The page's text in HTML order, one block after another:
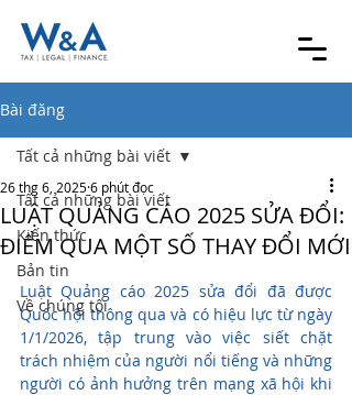
Bài đăng
Tất cả những bài viết
Kiến thức
Bản tin
Về chúng tôi
Tất cả những bài viết
LUẬT QUẢNG CÁO 2025 SỬA ĐỔI:
ĐIỂM QUA MỘT SỐ THAY ĐỔI MỚI
26 thg 6, 20256 phút đọc
Luật Quảng cáo 2025 sửa đổi đã được
Quốc hội thông qua và có hiệu lực từ ngày
1/1/2026, tập trung vào việc siết chặt
trách nhiệm của người nổi tiếng và những
người có ảnh hưởng trên mạng xã hội khi